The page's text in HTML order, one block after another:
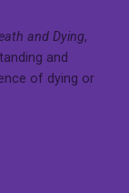
and Dying,
and
of dying or